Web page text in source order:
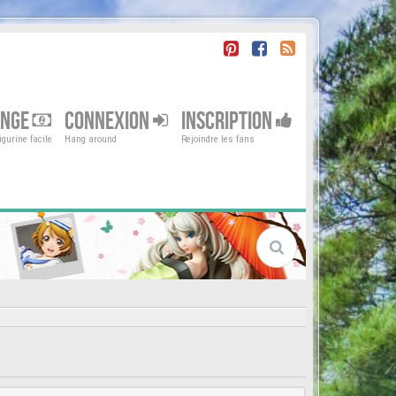
facile
CONNEXION
Hang around
INSCRIPTION
Rejoindre les fans